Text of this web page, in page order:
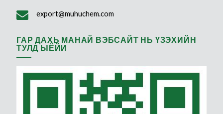
export@muhuchem.com
ГАР ДАХЬ МАНАЙ ВЭБСАЙТ НЬ ҮЗЭХИЙН
ТУЛД ЫЁЙИ